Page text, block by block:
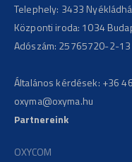
Telephely: 3433
Központi iroda: 1034
Adószám: 25765720-2-13
Általános kérdések: +36
oxyma@oxyma.hu
Partnereink
OXYCOM